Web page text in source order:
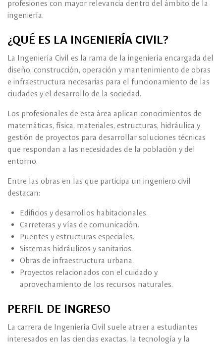
profesiones con mayor relevancia dentro del ámbito de la
ingeniería.
¿QUÉ ES LA INGENIERÍA CIVIL?
La Ingeniería Civil es la rama de la ingeniería encargada del
diseño, construcción, operación y mantenimiento de obras
e infraestructura necesarias para el funcionamiento de las
ciudades y el desarrollo de la sociedad.
Los profesionales de esta área aplican conocimientos de
matemáticas, física, materiales, estructuras, hidráulica y
gestión de proyectos para desarrollar soluciones técnicas
que respondan a las necesidades de la población y del
entorno.
Entre las obras en las que participa un ingeniero civil
destacan:
Edificios y desarrollos habitacionales.
Carreteras y vías de comunicación.
Puentes y estructuras especiales.
Sistemas hidráulicos y sanitarios.
Obras de infraestructura urbana.
Proyectos relacionados con el cuidado y
aprovechamiento de los recursos naturales.
PERFIL DE INGRESO
La carrera de Ingeniería Civil suele atraer a estudiantes
interesados en las ciencias exactas, la tecnología y la